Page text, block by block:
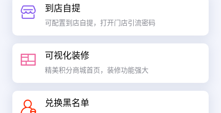
到店自提
可配置到店自提，打开门店引流密码
可视化装修
精美积分商城首页，装修功能强大
兑换黑名单